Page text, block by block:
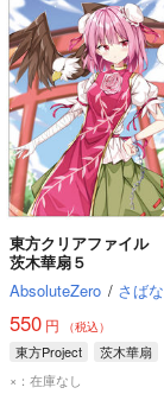
東方クリアファイル
茨木華扇５
AbsoluteZero / さばな
550 円 （税込）
東方Project
茨木華扇
×：在庫なし